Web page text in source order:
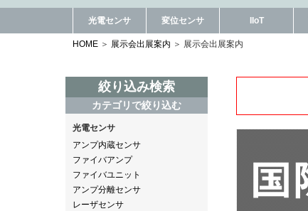
光電センサ 変位センサ IIoT
HOME 展示会出展案内 展示会出展案内
絞り込み検索
カテゴリで絞り込む
光電センサ
アンプ内蔵センサ
ファイバアンプ
ファイバユニット
アンプ分離センサ
レーザセンサ